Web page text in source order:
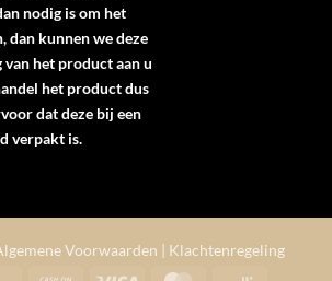
nodig is om het
dan kunnen we deze
het product aan u
het product dus
dat deze bij een
verpakt is.
Voorwaarden | Klachtenregeling